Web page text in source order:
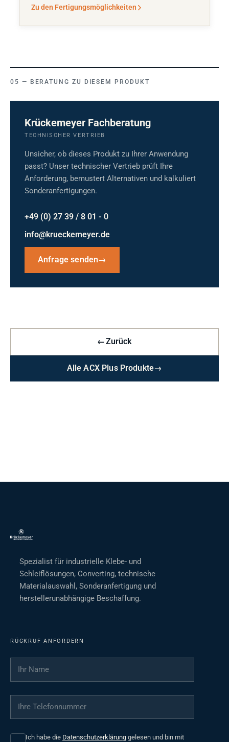
Zu den Fertigungsmöglichkeiten
BERATUNG ZU DIESEM PRODUKT
Krückemeyer Fachberatung
TECHNISCHER VERTRIEB
Unsicher, ob dieses Produkt zu Ihrer Anwendung
passt? Unser technischer Vertrieb prüft Ihre
Anforderung, bemustert Alternativen und kalkuliert
Sonderanfertigungen.
+49 (0) 27 39 / 8 01 - 0
info@krueckemeyer.de
Anfrage senden→
←Zurück
Alle ACX Plus Produkte→
Spezialist für industrielle Klebe- und
Schleiflösungen, Converting, technische
Materialauswahl, Sonderanfertigung und
herstellerunabhängige Beschaffung.
RÜCKRUF ANFORDERN
Ihr Name
Ihre Telefonnummer
Ich habe die Datenschutzerklärung gelesen und bin mit